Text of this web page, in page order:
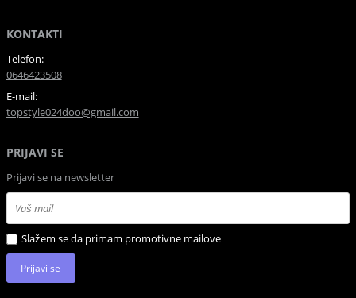
KONTAKTI
Telefon:
0646423508
E-mail:
topstyle024doo@gmail.com
PRIJAVI SE
Prijavi se na newsletter
Slažem se da primam promotivne mailove
Prijavi se